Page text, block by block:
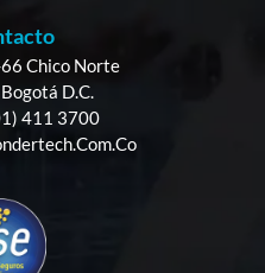
Chico Norte
D.C.
411 3700